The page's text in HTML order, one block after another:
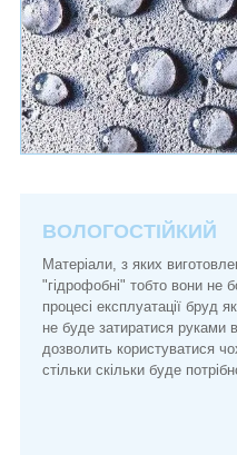
ВОЛОГОСТІЙКИЙ
Матеріали, з яких
"гідрофобні" тобто вони не
процесі експлуатації бруд
не буде затиратися руками
дозволить користуватися
стільки скільки буде